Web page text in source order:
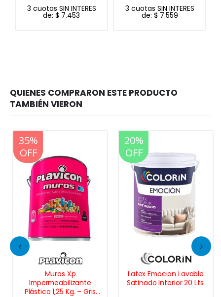
3 cuotas SIN INTERES
de:$ 7.559
3 cuotas SIN INTERES
de: $74.381
20%
OFF
35%
OFF
Muros Xp
Impermeabilizante
Plástico 1,25 Kg. – Gris
20%
OFF
Latex Emocion Lavable
Satinado Interior 20 Lts.